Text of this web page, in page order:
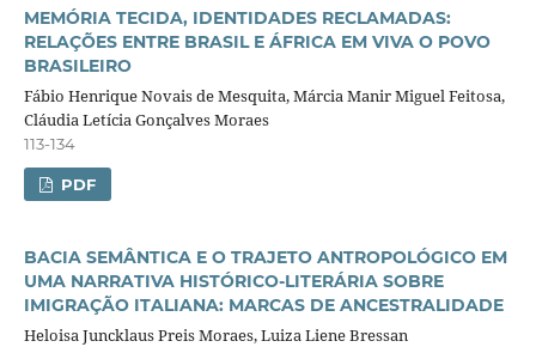
MEMÓRIA TECIDA, IDENTIDADES RECLAMADAS:
RELAÇÕES ENTRE BRASIL E ÁFRICA EM VIVA O POVO
BRASILEIRO
Fábio Henrique Novais de Mesquita, Márcia Manir Miguel Feitosa,
Cláudia Letícia Gonçalves Moraes
113-134
PDF
BACIA SEMÂNTICA E O TRAJETO ANTROPOLÓGICO EM
UMA NARRATIVA HISTÓRICO-LITERÁRIA SOBRE
IMIGRAÇÃO ITALIANA: MARCAS DE ANCESTRALIDADE
Heloisa Juncklaus Preis Moraes, Luiza Liene Bressan